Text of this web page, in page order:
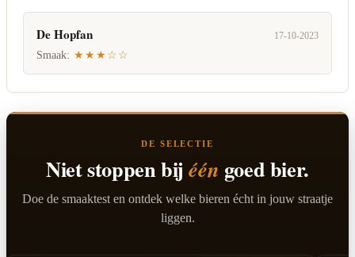
De Hopfan 17-10-2023
Smaak: ★★★☆☆
DE SELECTIE
Niet stoppen bijéén goed bier.
Doe de smaaktest en ontdek welke bieren écht in jouw straatje
liggen.